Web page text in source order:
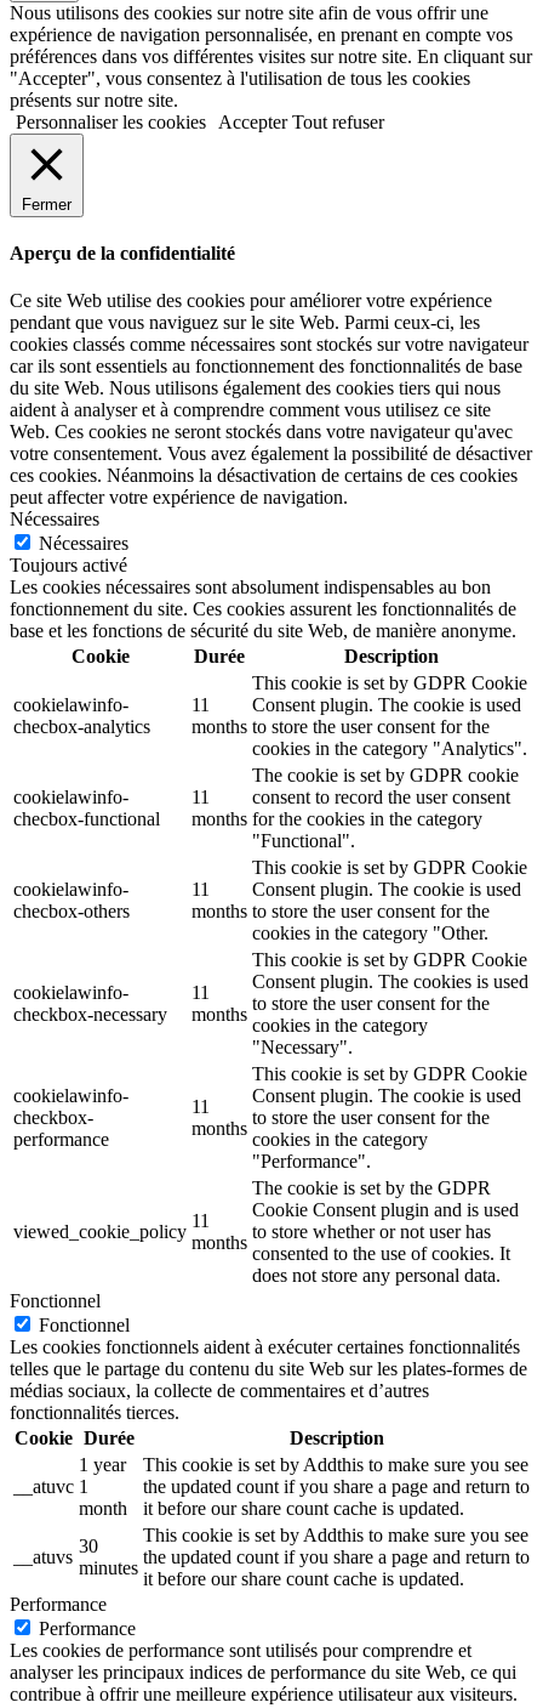
Nous utilisons des cookies sur notre site afin de vous offrir une
expérience de navigation personnalisée, en prenant en compte vos
préférences dans vos différentes visites sur notre site. En cliquant sur
"Accepter", vous consentez à l'utilisation de tous les cookies
présents sur notre site.
Personnaliser les cookies
Accepter Tout refuser
Fermer
Aperçu de la confidentialité
Ce site Web utilise des cookies pour améliorer votre expérience
pendant que vous naviguez sur le site Web. Parmi ceux-ci, les
cookies classés comme nécessaires sont stockés sur votre navigateur
car ils sont essentiels au fonctionnement des fonctionnalités de base
du site Web. Nous utilisons également des cookies tiers qui nous
aident à analyser et à comprendre comment vous utilisez ce site
Web. Ces cookies ne seront stockés dans votre navigateur qu'avec
votre consentement. Vous avez également la possibilité de désactiver
ces cookies. Néanmoins la désactivation de certains de ces cookies
peut affecter votre expérience de navigation.
Nécessaires
Nécessaires
Toujours activé
Les cookies nécessaires sont absolument indispensables au bon
fonctionnement du site. Ces cookies assurent les fonctionnalités de
base et les fonctions de sécurité du site Web, de manière anonyme.
Cookie
Durée Description
cookielawinfo-
checbox-analytics
11
months
This cookie is set by GDPR Cookie
Consent plugin. The cookie is used
to store the user consent for the
cookies in the category "Analytics".
cookielawinfo-
checbox-functional
11
months
The cookie is set by GDPR cookie
consent to record the user consent
for the cookies in the category
"Functional".
cookielawinfo-
checbox-others
11
months
This cookie is set by GDPR Cookie
Consent plugin. The cookie is used
to store the user consent for the
cookies in the category "Other.
cookielawinfo-
checkbox-necessary
11
months
This cookie is set by GDPR Cookie
Consent plugin. The cookies is used
to store the user consent for the
cookies in the category
"Necessary".
cookielawinfo-
checkbox-
performance
11
months
This cookie is set by GDPR Cookie
Consent plugin. The cookie is used
to store the user consent for the
cookies in the category
"Performance".
viewed_cookie_policy
11
months
The cookie is set by the GDPR
Cookie Consent plugin and is used
to store whether or not user has
consented to the use of cookies. It
does not store any personal data.
Fonctionnel
Fonctionnel
Les cookies fonctionnels aident à exécuter certaines fonctionnalités
telles que le partage du contenu du site Web sur les plates-formes de
médias sociaux, la collecte de commentaires et d’autres
fonctionnalités tierces.
Cookie Durée Description
__atuvc
1 year
1
month
This cookie is set by Addthis to make sure you see
the updated count if you share a page and return to
it before our share count cache is updated.
__atuvs
30
minutes
This cookie is set by Addthis to make sure you see
the updated count if you share a page and return to
it before our share count cache is updated.
Performance
Performance
Les cookies de performance sont utilisés pour comprendre et
analyser les principaux indices de performance du site Web, ce qui
contribue à offrir une meilleure expérience utilisateur aux visiteurs.